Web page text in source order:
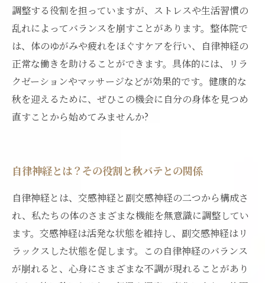
調整する役割を担っていますが、ストレスや生活習慣の
乱れによってバランスを崩すことがあります。整体院で
は、体のゆがみや疲れをほぐすケアを行い、自律神経の
正常な働きを助けることができます。具体的には、リラ
クゼーションやマッサージなどが効果的です。健康的な
秋を迎えるために、ぜひこの機会に自分の身体を見つめ
直すことから始めてみませんか?
自律神経とは？その役割と秋バテとの関係
自律神経とは、交感神経と副交感神経の二つから構成さ
れ、私たちの体のさまざまな機能を無意識に調整してい
ます。交感神経は活発な状態を維持し、副交感神経はリ
ラックスした状態を促します。この自律神経のバランス
が崩れると、心身にさまざまな不調が現れることがあり